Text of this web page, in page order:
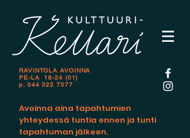
RAVINTOLA AVOINNA
PE-LA 18-24 (01)
p. 044 322 7077
Avoinna aina tapahtumien
yhteydessä tuntia ennen ja tunti
tapahtuman jälkeen.